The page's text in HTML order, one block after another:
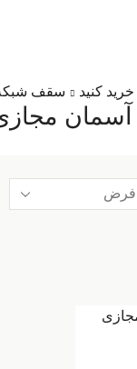
خرید کنید سقف
آسمان